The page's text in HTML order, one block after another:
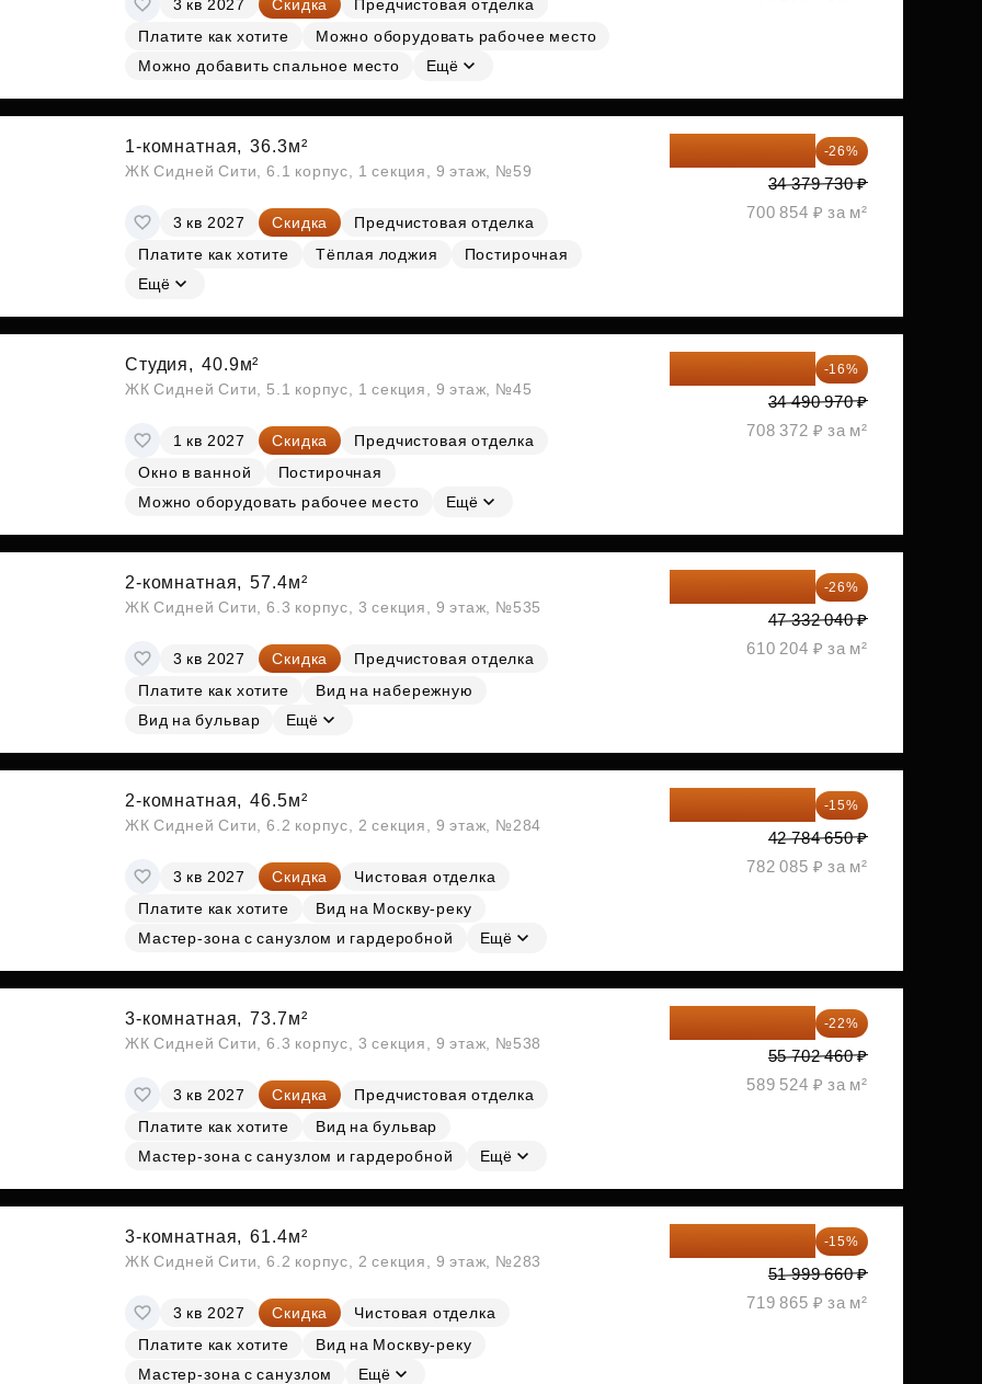
Субсидии
3 кв 2027 Скидка
Предчистовая отделка
Платите как хотите
Можно оборудовать рабочее место
Можно добавить спальное место
Ещё
1-комнатная, 36.3м²
ЖК Сидней Сити, 6.1 корпус, 1 секция, 9 этаж, №59
3 кв 2027 Скидка
Предчистовая отделка
Платите как хотите
Тёплая лоджия
Постирочная
Ещё
-26%
34 379 730 ₽
700 854 ₽ за м²
Студия, 40.9м²
ЖК Сидней Сити, 5.1 корпус, 1 секция, 9 этаж, №45
1 кв 2027 Скидка
Предчистовая отделка
Окно в ванной
Постирочная
Можно оборудовать рабочее место
Ещё
-16%
34 490 970 ₽
708 372 ₽ за м²
2-комнатная, 57.4м²
ЖК Сидней Сити, 6.3 корпус, 3 секция, 9 этаж, №535
3 кв 2027 Скидка
Предчистовая отделка
Платите как хотите
Вид на набережную
Вид на бульвар
Ещё
-26%
47 332 040 ₽
610 204 ₽ за м²
2-комнатная, 46.5м²
ЖК Сидней Сити, 6.2 корпус, 2 секция, 9 этаж, №284
3 кв 2027 Скидка
Чистовая отделка
Платите как хотите
Вид на Москву-реку
Мастер-зона с санузлом и гардеробной
Ещё
-15%
42 784 650 ₽
782 085 ₽ за м²
3-комнатная, 73.7м²
ЖК Сидней Сити, 6.3 корпус, 3 секция, 9 этаж, №538
3 кв 2027 Скидка
Предчистовая отделка
Платите как хотите
Вид на бульвар
Мастер-зона с санузлом и гардеробной
Ещё
-22%
55 702 460 ₽
589 524 ₽ за м²
3-комнатная, 61.4м²
ЖК Сидней Сити, 6.2 корпус, 2 секция, 9 этаж, №283
3 кв 2027 Скидка
Чистовая отделка
Платите как хотите
Вид на Москву-реку
Мастер-зона с санузлом
Ещё
-15%
51 999 660 ₽
719 865 ₽ за м²